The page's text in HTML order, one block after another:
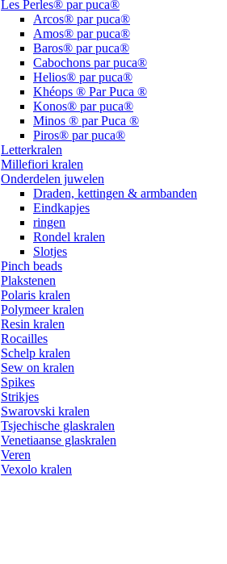
Les Perles® par puca®
Arcos® par puca®
Amos® par puca®
Baros® par puca®
Cabochons par puca®
Helios® par puca®
Khéops ® Par Puca ®
Konos® par puca®
Minos ® par Puca ®
Piros® par puca®
Letterkralen
Millefiori kralen
Onderdelen juwelen
Draden, kettingen & armbanden
Eindkapjes
ringen
Rondel kralen
Slotjes
Pinch beads
Plakstenen
Polaris kralen
Polymeer kralen
Resin kralen
Rocailles
Schelp kralen
Sew on kralen
Spikes
Strikjes
Swarovski kralen
Tsjechische glaskralen
Venetiaanse glaskralen
Veren
Vexolo kralen